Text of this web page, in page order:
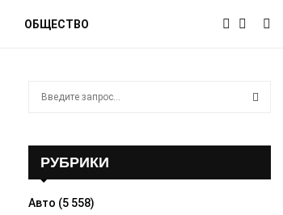
ОБЩЕСТВО
o
РУБРИКИ
Авто (5 558)